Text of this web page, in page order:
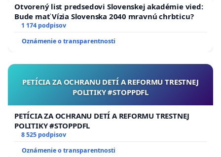
Otvorený list predsedovi Slovenskej akadémie vied:
Bude mať Vízia Slovenska 2040 mravnú chrbticu?
1 174 podpisov
Oznámenie o transparentnosti
PETÍCIA ZA OCHRANU DETÍ A REFORMU TRESTNEJ
POLITIKY #STOPPDFL
PETÍCIA ZA OCHRANU DETÍ A REFORMU TRESTNEJ
POLITIKY #STOPPDFL
8 525 podpisov
Oznámenie o transparentnosti